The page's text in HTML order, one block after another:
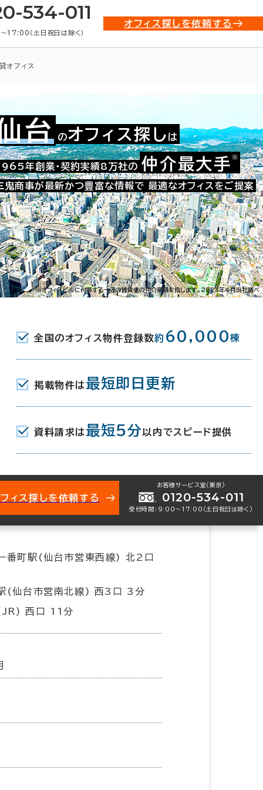
534-011
17:00（土日祝日は除く）
オフィス探しを依頼する
オフィス
お問い合わせ番号： 002-10349
。
一番町3-6-5
番町駅(仙台市営東西線) 北2口
(仙台市営南北線) 西3口 3分
西口 11分
台 のオフィス探し は
年創業・契約実績8万社の 仲介最大手 ※
鬼商事が最新かつ豊富な情報で 最適なオフィスをご提案
※オフィスビルに付帯する一連の賃貸借の仲介業務を指します。2023年4月当社調べ
全国のオフィス物件登録数約 60,000棟
掲載物件は 最短即日更新
資料請求は 最短5分 以内でスピード提供
ィス探しを依頼する
お客様サービス室（東京）
0120-534-011
受付時間：9:00〜17:00（土日祝日は除く）